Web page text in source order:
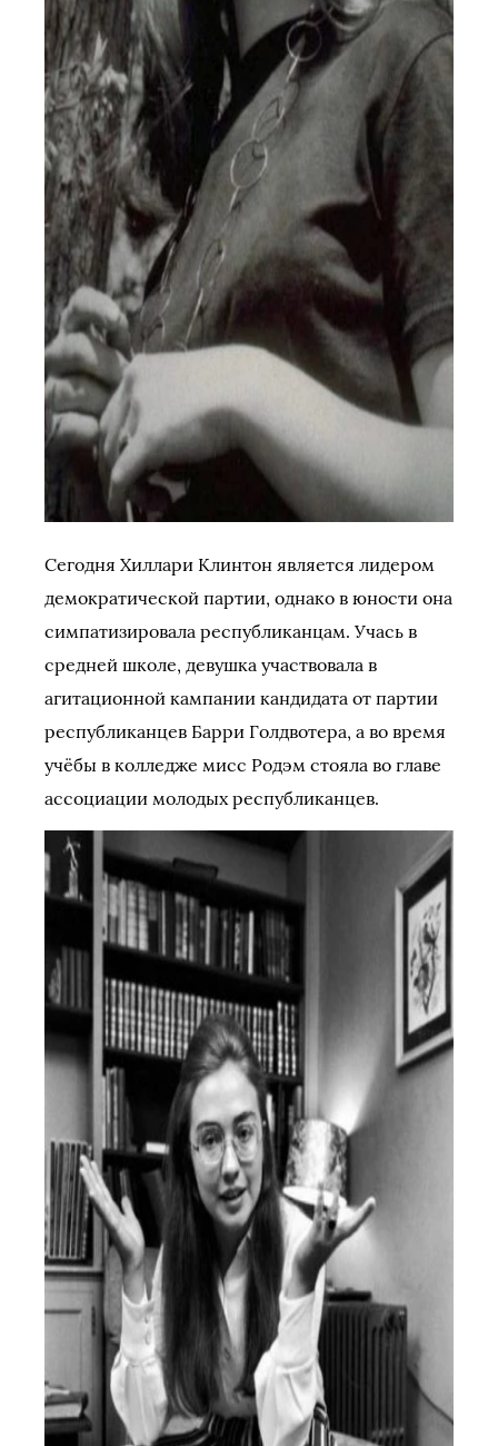
Сегодня Хиллари Клинтон является лидером
демократической партии, однако в юности она
симпатизировала республиканцам. Учась в
средней школе, девушка участвовала в
агитационной кампании кандидата от партии
республиканцев Барри Голдвотера, а во время
учёбы в колледже мисс Родэм стояла во главе
ассоциации молодых республиканцев.